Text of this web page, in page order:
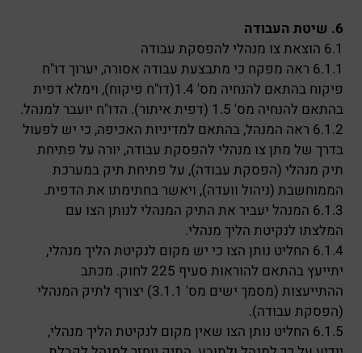
6. שיטת העבודה
6.1 הוצאת צו מנהלי להפסקת עבודה
6.1.1 ראה מפקח כי מתבצעת עבודה אסורה, יערוך דו"ח
פיקוח בהתאם להנחיה מס' 1.4(דו"ח פיקוח), וימלא דפית
בהתאם להנחיה מס' 1.5 (דפית איתור). הדו"ח יועבר למנהל.
6.1.2 ראה המנהל, בהתאם למדיניות האכיפה, כי יש לפעול
בדרך של מתן צו מנהלי להפסקת עבודה, יורה על פתיחת
תיק מנהלי (הפסקת עבודה), על פתיחת תיק במערכת
הממוחשבת (ניהול וועדה), ויאשר בחתימתו את הדפית.
6.1.3 המנהל יעביר את התיק המנהלי לנותן הצו עם
המלצתו לנקיטת הליך מנהלי.
6.1.4 החליט נותן הצו כי יש מקום לנקיטת הליך מנהלי,
יתייעץ בהתאם להוראות סעיף 225 לחוק. מכתב
ההתייעצות (מסמך ישים מס' 3.1.1) יצורף לתיק המנהלי
(הפסקת עבודה).
6.1.5 החליט נותן הצו שאין מקום לנקיטת הליך מנהלי,